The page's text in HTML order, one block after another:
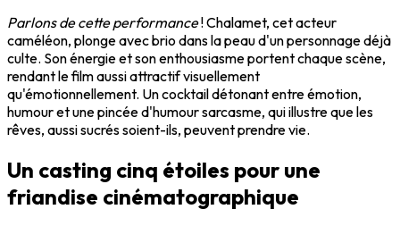
Parlons de cette performance! Chalamet, cet acteur
caméléon, plonge avec brio dans la peau d'un personnage déjà
culte. Son énergie et son enthousiasme portent chaque scène,
rendant le film aussi attractif visuellement
qu'émotionnellement. Un cocktail détonant entre émotion,
humour et une pincée d'humour sarcasme, qui illustre que les
rêves, aussi sucrés soient-ils, peuvent prendre vie.
Un casting cinq étoiles pour une
friandise cinématographique